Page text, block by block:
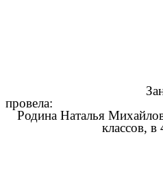
Занятие
провела:
Родина Наталья
классов, в